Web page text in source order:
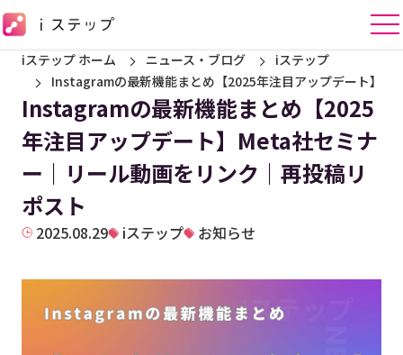
iステップ ホーム ニュース・ブログ
iステップ
Instagramの最新機能まとめ【2025年注目アップデート】
Instagramの最新機能まとめ【2025
年注目アップデート】Meta社セミナ
ー｜リール動画をリンク｜再投稿リ
ポスト
2025.08.29 iステップ お知らせ